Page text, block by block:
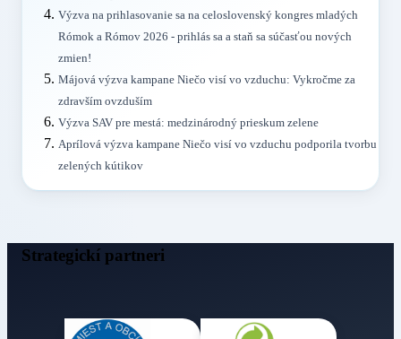
Výzva na prihlasovanie sa na celoslovenský kongres mladých
Rómok a Rómov 2026 - prihlás sa a staň sa súčasťou nových
zmien!
Májová výzva kampane Niečo visí vo vzduchu: Vykročme za
zdravším ovzduším
Výzva SAV pre mestá: medzinárodný prieskum zelene
Aprílová výzva kampane Niečo visí vo vzduchu podporila tvorbu
zelených kútikov
Strategickí partneri